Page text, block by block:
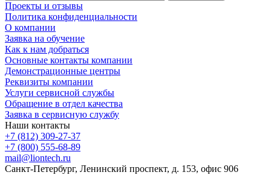
Проекты и отзывы
Политика конфиденциальности
О компании
Заявка на обучение
Как к нам добраться
Основные контакты компании
Демонстрационные центры
Реквизиты компании
Услуги сервисной службы
Обращение в отдел качества
Заявка в сервисную службу
Наши контакты
+7 (812) 309-27-37
+7 (800) 555-68-89
mail@liontech.ru
Санкт-Петербург, Ленинский проспект, д. 153, офис 906